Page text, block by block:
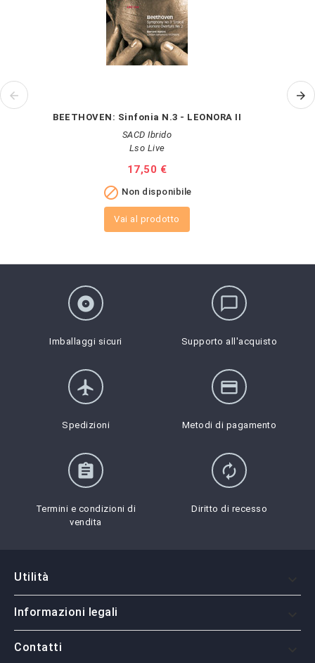
BEETHOVEN: Sinfonia N.3 - LEONORA II
SACD Ibrido
Lso Live
Prezzo
17,50 €
 Non disponibile
Vai al prodotto
album
Imballaggi sicuri
chat_bubble_outline
Supporto all'acquisto
flight
Spedizioni
credit_card
Metodi di pagamento
assignment
Termini e condizioni di
vendita
autorenew
Diritto di recesso
Utilità
Informazioni legali
Contatti